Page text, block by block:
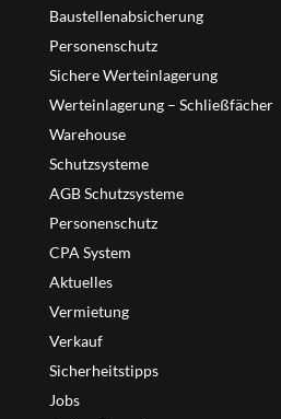
Baustellenabsicherung
Personenschutz
Sichere Werteinlagerung
Werteinlagerung – Schließfächer
Warehouse
Schutzsysteme
AGB Schutzsysteme
Personenschutz
CPA System
Aktuelles
Vermietung
Verkauf
Sicherheitstipps
Jobs